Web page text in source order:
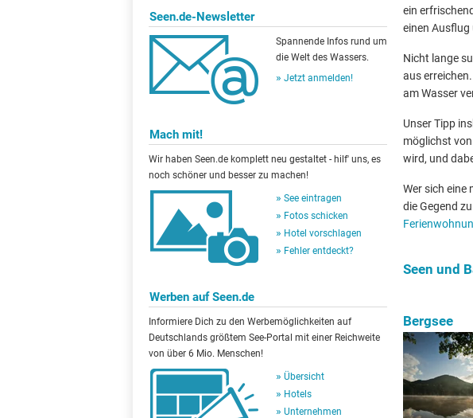
Seen.de-Newsletter
Spannende Infos rund um
die Welt des Wassers.
Jetzt anmelden!
Mach mit!
Wir haben Seen.de komplett neu gestaltet - hilf' uns, es
noch schöner und besser zu machen!
See eintragen
Fotos schicken
Hotel vorschlagen
Fehler entdeckt?
Werben auf Seen.de
Informiere Dich zu den Werbemöglichkeiten auf
Deutschlands größtem See-Portal mit einer Reichweite
von über 6 Mio. Menschen!
Übersicht
Hotels
Unternehmen
ein
einen Ausflug
Nicht lange
aus
am Wasser
Unser Tipp
möglichst
wird, und
Wer sich eine
die Gegend
Seen und
Bergsee